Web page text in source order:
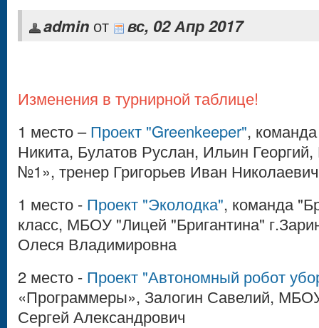
admin от вс, 02 Апр 2017
Изменения в турнирной таблице!
1 место –Проект "Greenkeeper",
Никита, Булатов Руслан, Ильин
№1», тренер Григорьев Иван Николаевич
1 место - Проект "Эколодка", команда
класс, МБОУ "Лицей "Бригантина"
Олеся Владимировна
2 место - Проект "Автономный робот
«Программеры», Залогин Савелий,
Сергей Александрович